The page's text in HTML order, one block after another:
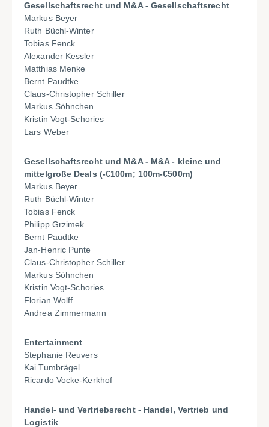
Gesellschaftsrecht und M&A - Gesellschaftsrecht
Markus Beyer
Ruth Büchl-Winter
Tobias Fenck
Alexander Kessler
Matthias Menke
Bernt Paudtke
Claus-Christopher Schiller
Markus Söhnchen
Kristin Vogt-Schories
Lars Weber
Gesellschaftsrecht und M&A - M&A - kleine und
mittelgroße Deals (-€100m; 100m-€500m)
Markus Beyer
Ruth Büchl-Winter
Tobias Fenck
Philipp Grzimek
Bernt Paudtke
Jan-Henric Punte
Claus-Christopher Schiller
Markus Söhnchen
Kristin Vogt-Schories
Florian Wolff
Andrea Zimmermann
Entertainment
Stephanie Reuvers
Kai Tumbrägel
Ricardo Vocke-Kerkhof
Handel- und Vertriebsrecht - Handel, Vertrieb und
Logistik